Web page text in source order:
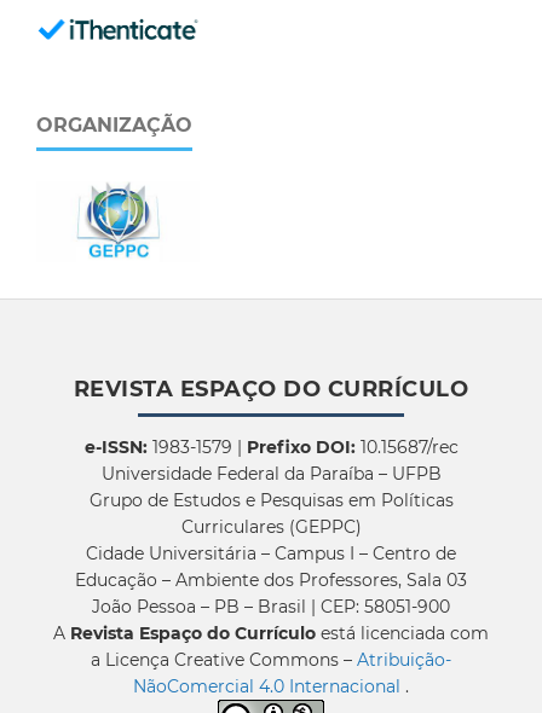
ORGANIZAÇÃO
REVISTA ESPAÇO DO CURRÍCULO
e-ISSN:1983-1579 | Prefixo DOI:10.15687/rec
Universidade Federal da Paraíba – UFPB
Grupo de Estudos e Pesquisas em Políticas
Curriculares (GEPPC)
Cidade Universitária – Campus I – Centro de
Educação – Ambiente dos Professores, Sala 03
João Pessoa – PB – Brasil | CEP: 58051-900
A Revista Espaço do Currículo está licenciada com
a Licença Creative Commons – Atribuição-
NãoComercial 4.0 Internacional .